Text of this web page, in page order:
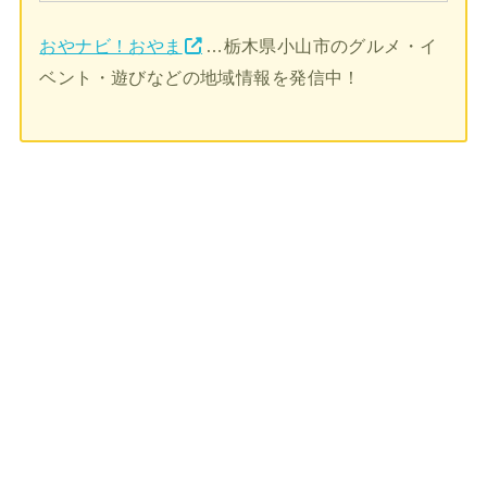
おやナビ！おやま
…栃木県小山市のグルメ・イ
ベント・遊びなどの地域情報を発信中！